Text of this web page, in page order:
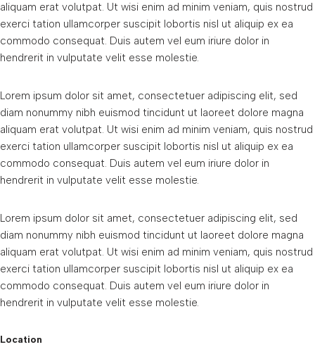
aliquam erat volutpat. Ut wisi enim ad minim veniam, quis nostrud
exerci tation ullamcorper suscipit lobortis nisl ut aliquip ex ea
commodo consequat. Duis autem vel eum iriure dolor in
hendrerit in vulputate velit esse molestie.
Lorem ipsum dolor sit amet, consectetuer adipiscing elit, sed
diam nonummy nibh euismod tincidunt ut laoreet dolore magna
aliquam erat volutpat. Ut wisi enim ad minim veniam, quis nostrud
exerci tation ullamcorper suscipit lobortis nisl ut aliquip ex ea
commodo consequat. Duis autem vel eum iriure dolor in
hendrerit in vulputate velit esse molestie.
Lorem ipsum dolor sit amet, consectetuer adipiscing elit, sed
diam nonummy nibh euismod tincidunt ut laoreet dolore magna
aliquam erat volutpat. Ut wisi enim ad minim veniam, quis nostrud
exerci tation ullamcorper suscipit lobortis nisl ut aliquip ex ea
commodo consequat. Duis autem vel eum iriure dolor in
hendrerit in vulputate velit esse molestie.
Location